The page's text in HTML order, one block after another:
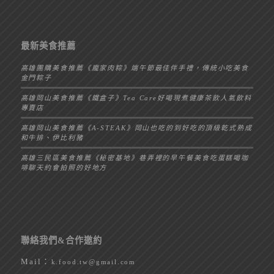
最新美食推薦
高雄團購美食推薦《龐家肉粽》端午節最佳伴手禮，傳統小吃美食
金門粽子
高雄岡山美食推薦《鐵盒子》Tea Care好喝現煮健康茶飲人氣飲料
專賣店
高雄岡山美食推薦《A-STEAK》岡山也吃的到好吃的頂級乾式熟成
和牛排、伊比利豬
高雄三民區美食推薦《秘密基地》巷弄裡的早午餐美食吃蛋糕喝咖
啡聊天約會拍照的好地方
聯絡我們&合作邀約
Mail： k.food.tw@gmail.com